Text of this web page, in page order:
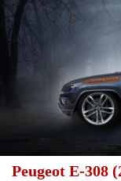
Peugeot E-308